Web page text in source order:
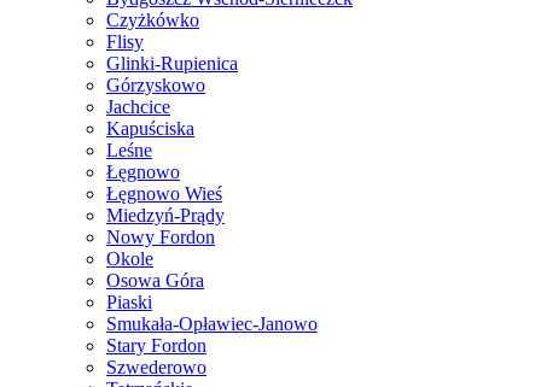
Czyżkówko
Flisy
Glinki-Rupienica
Górzyskowo
Jachcice
Kapuściska
Leśne
Łęgnowo
Łęgnowo Wieś
Miedzyń-Prądy
Nowy Fordon
Okole
Osowa Góra
Piaski
Smukała-Opławiec-Janowo
Stary Fordon
Szwederowo